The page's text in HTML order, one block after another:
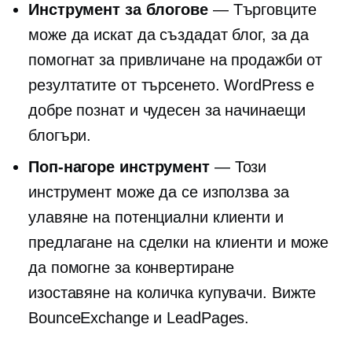
Инструмент за блогове— Търговците
може да искат да създадат блог, за да
помогнат за привличане на продажби от
резултатите от търсенето. WordPress е
добре познат и чудесен за начинаещи
блогъри.
Поп-нагоре инструмент— Този
инструмент може да се използва за
улавяне на потенциални клиенти и
предлагане на сделки на клиенти и може
да помогне за конвертиране
изоставяне на количкакупувачи. Вижте
BounceExchange и LeadPages.